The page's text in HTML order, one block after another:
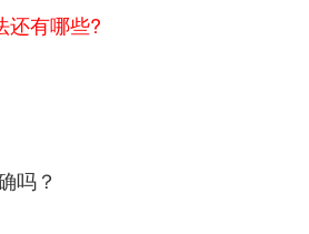
还有哪些?
吗？